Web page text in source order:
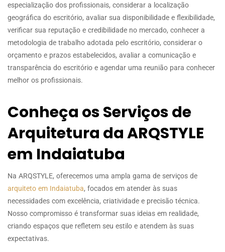
especialização dos profissionais, considerar a localização
geográfica do escritório, avaliar sua disponibilidade e flexibilidade,
verificar sua reputação e credibilidade no mercado, conhecer a
metodologia de trabalho adotada pelo escritório, considerar o
orçamento e prazos estabelecidos, avaliar a comunicação e
transparência do escritório e agendar uma reunião para conhecer
melhor os profissionais.
Conheça os Serviços de
Arquitetura da ARQSTYLE
em Indaiatuba
Na ARQSTYLE, oferecemos uma ampla gama de serviços de
arquiteto em Indaiatuba, focados em atender às suas
necessidades com excelência, criatividade e precisão técnica.
Nosso compromisso é transformar suas ideias em realidade,
criando espaços que refletem seu estilo e atendem às suas
expectativas.